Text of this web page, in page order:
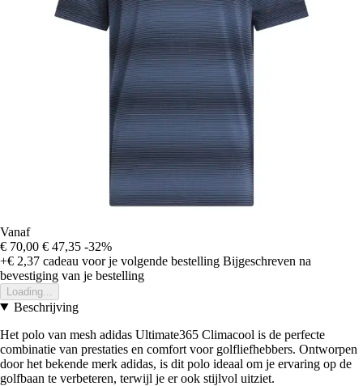
Vanaf
€ 70,00 € 47,35 -32%
+€ 2,37 cadeau voor je volgende bestelling Bijgeschreven na
bevestiging van je bestelling
Loading...
Beschrijving
Het polo van mesh adidas Ultimate365 Climacool is de perfecte
combinatie van prestaties en comfort voor golfliefhebbers. Ontworpen
door het bekende merk adidas, is dit polo ideaal om je ervaring op de
golfbaan te verbeteren, terwijl je er ook stijlvol uitziet.